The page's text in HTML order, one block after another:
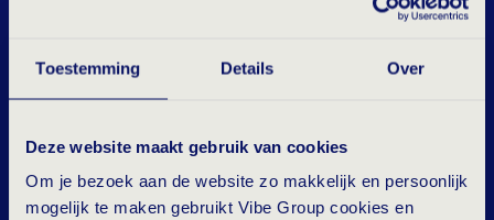
Toestemming Details Over
Deze website maakt gebruik van cookies
Om je bezoek aan de website zo makkelijk en persoonlijk
mogelijk te maken gebruikt Vibe Group cookies en